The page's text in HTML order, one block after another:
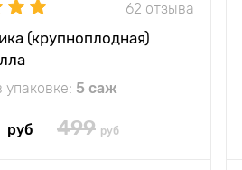
62 отзыва
(крупноплодная)
5 саж
руб 499 руб